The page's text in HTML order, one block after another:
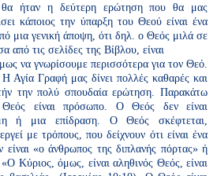
θα ήταν η δεύτερη ερώτηση που θα μας
κάποιος την ύπαρξη του Θεού είναι ένα
μια γενική άποψη, ότι δηλ. ο Θεός μιλά σε
από τις σελίδες της Βίβλου, είναι
να γνωρίσουμε περισσότερα για τον Θεό.
Η Αγία Γραφή μας δίνει πολλές καθαρές και
την πολύ σπουδαία ερώτηση. Παρακάτω
είναι πρόσωπο. Ο Θεός δεν είναι
ή μια επίδραση. Ο Θεός σκέφτεται,
με τρόπους, που δείχνουν ότι είναι ένα
«ο άνθρωπος της διπλανής πόρτας» ή
«Ο Κύριος, όμως, είναι αληθινός Θεός, είναι